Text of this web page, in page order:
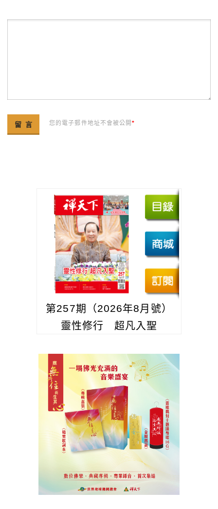
您的電子郵件地址不會被公開*
第257期（2026年8月號）
靈性修行 超凡入聖